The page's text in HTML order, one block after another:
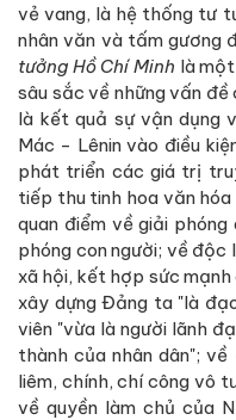
vẻ vang, là hệ thống tư
nhân văn và tấm gương
tưởng Hồ Chí Minh là
sâu sắc về những vấn
là kết quả sự vận dụng
Mác - Lênin vào điều
phát triển các giá trị
tiếp thu tinh hoa văn
quan điểm về giải
phóng con người; về độc
xã hội, kết hợp sức
xây dựng Đảng ta "là
viên "vừa là người lãnh
thành của nhân dân";
liêm, chính, chí công vô
về quyền làm chủ của